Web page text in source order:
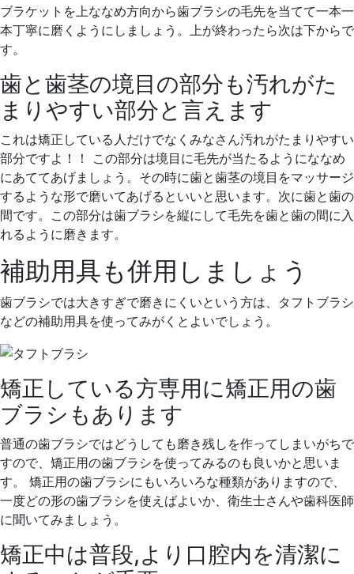
ブラケットを上ななめ方向から歯ブラシの毛先を当てて一本一
本丁寧に磨くようにしましょう。上が終わったら次は下からで
す。
歯と歯茎の境目の部分も汚れがた
まりやすい部分と言えます
これは矯正している人だけでなくみなさん汚れがたまりやすい
部分ですよ！！ この部分は境目に毛先が当たるようにななめ
にあててあげましょう。その時に歯と歯茎の境目をマッサージ
するような形で磨いてあげるといいと思います。次に歯と歯の
間です。この部分は歯ブラシを縦にして毛先を歯と歯の間に入
れるように磨きます。
補助用具も併用しましょう
歯ブラシでは大きすぎで磨きにくいという方は、タフトブラシ
などの補助用具を使ってみがくとよいでしょう。
矯正している方専用に矯正用の歯
ブラシもあります
普通の歯ブラシではどうしても磨き残しを作ってしまいがちで
すので、矯正用の歯ブラシを使ってみるのも良いかと思いま
す。 矯正用の歯ブラシにもいろいろな種類がありますので、
一度どの形の歯ブラシを使えばよいか、衛生士さんや歯科医師
に聞いてみましょう。
矯正中は普段,より口腔内を清潔に